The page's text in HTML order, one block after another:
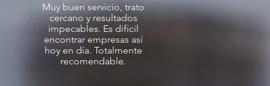
Muy buen servicio, trato
cercano y resultados
impecables. Es difícil
encontrar empresas así
hoy en día. Totalmente
recomendable.